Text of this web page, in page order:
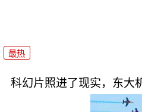
最热
科幻片照进了现实，东大